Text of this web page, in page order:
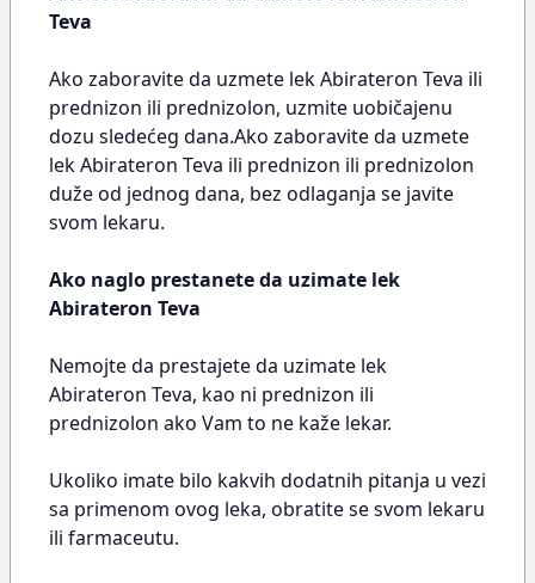
Teva
Ako zaboravite da uzmete lek Abirateron Teva ili
prednizon ili prednizolon, uzmite uobičajenu
dozu sledećeg dana.Ako zaboravite da uzmete
lek Abirateron Teva ili prednizon ili prednizolon
duže od jednog dana, bez odlaganja se javite
svom lekaru.
Ako naglo prestanete da uzimate lek
Abirateron Teva
Nemojte da prestajete da uzimate lek
Abirateron Teva, kao ni prednizon ili
prednizolon ako Vam to ne kaže lekar.
Ukoliko imate bilo kakvih dodatnih pitanja u vezi
sa primenom ovog leka, obratite se svom lekaru
ili farmaceutu.